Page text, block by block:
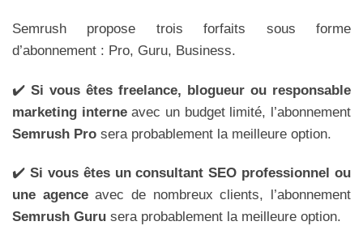
Semrush propose trois forfaits sous forme
d’abonnement : Pro, Guru, Business.
✔️ Si vous êtes freelance, blogueur ou responsable
marketing interneavec un budget limité, l’abonnement
Semrush Pro sera probablement la meilleure option.
✔️ Si vous êtes un consultant SEO professionnel ou
une agenceavec de nombreux clients, l’abonnement
Semrush Guru sera probablement la meilleure option.